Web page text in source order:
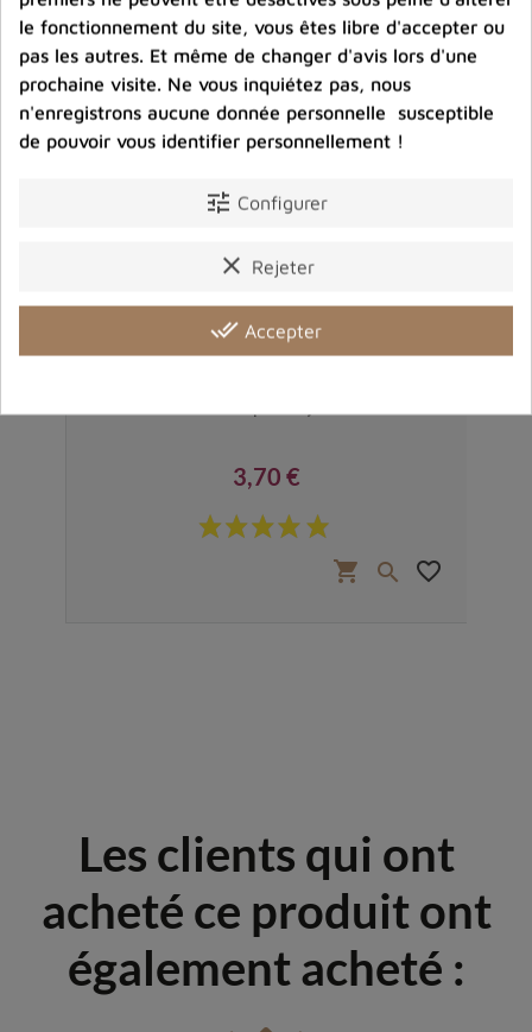
Prix
3,70 €
shopping_cart  favorite_border
Les clients qui ont
acheté ce produit ont
également acheté :
le fonctionnement du site, vous êtes libre d'accepter ou
pas les autres. Et même de changer d'avis lors d'une
prochaine visite. Ne vous inquiétez pas, nous
n'enregistrons aucune donnée personnelle susceptible
de pouvoir vous identifier personnellement !
tune Configurer
clear Rejeter
done_all Accepter